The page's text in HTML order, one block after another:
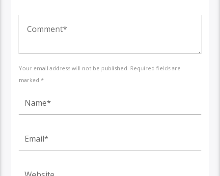
Your email address will not be published. Required fields are
marked *